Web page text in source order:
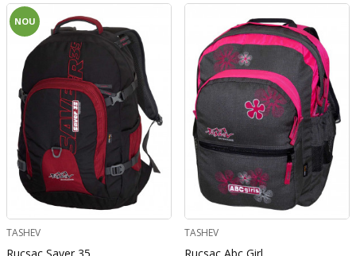
NOU
TASHEV TASHEV